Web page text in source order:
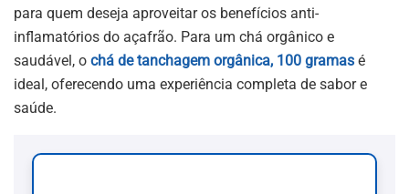
para quem deseja aproveitar os benefícios anti-
inflamatórios do açafrão. Para um chá orgânico e
saudável, o chá de tanchagem orgânica, 100 gramas é
ideal, oferecendo uma experiência completa de sabor e
saúde.